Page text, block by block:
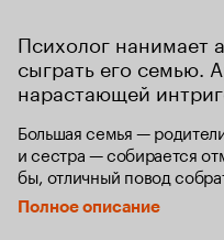
Психолог нанимает
сыграть его семью.
нарастающей
Большая семья —
и сестра — собирается
бы, отличный повод
всего лишь проект одного
психолога, который
Полное описание